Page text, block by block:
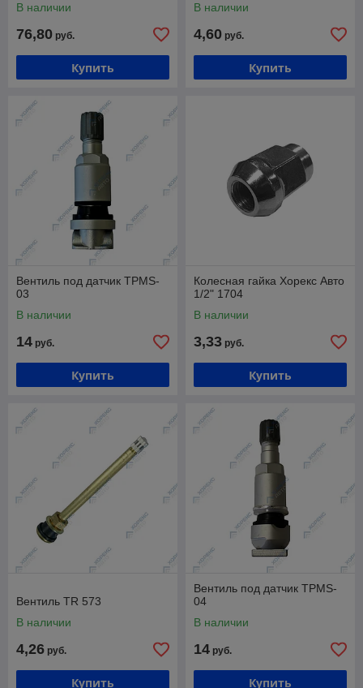
В наличии
76,80 руб.
Купить
В наличии
4,60 руб.
Купить
Вентиль под датчик TPMS-
03
В наличии
14 руб.
Купить
Колесная гайка Хорекс Авто
1/2" 1704
В наличии
3,33 руб.
Купить
Вентиль TR 573
В наличии
4,26 руб.
Купить
Вентиль под датчик TPMS-
04
В наличии
14 руб.
Купить